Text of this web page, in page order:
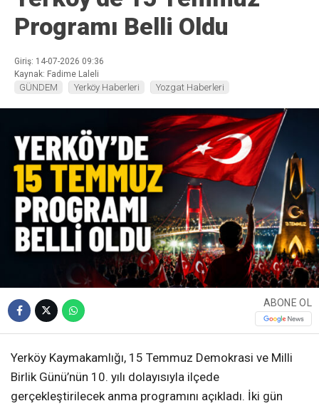
Programı Belli Oldu
Giriş: 14-07-2026 09:36
Kaynak: Fadime Laleli
GÜNDEM Yerköy Haberleri Yozgat Haberleri
ABONE OL
Yerköy Kaymakamlığı, 15 Temmuz Demokrasi ve Milli
Birlik Günü’nün 10. yılı dolayısıyla ilçede
gerçekleştirilecek anma programını açıkladı. İki gün